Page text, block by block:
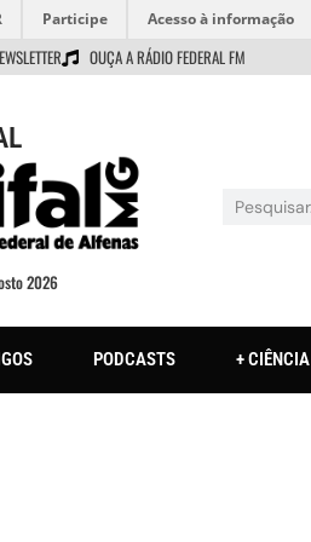
Participe Acesso à informação
OUÇA A RÁDIO FEDERAL FM
2026
PODCASTS + CIÊNCIA